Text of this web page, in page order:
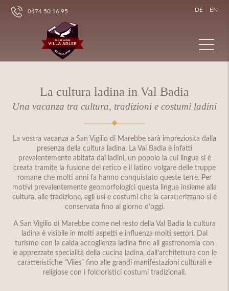
0474 50 16 95 DE EN
La cultura ladina in Val Badia
Una vacanza tra cultura, tradizioni e costumi ladini
La vostra vacanza a San Vigilio di Marebbe sarà impreziosita dalla
presenza della cultura ladina. La Val Badia è infatti
prevalentemente abitata dai ladini, un popolo la cui lingua si è
creata tramite la fusione del retico e il latino volgare delle truppe
romane che molti anni fa hanno conquistato queste terre. Per
motivi prevalentemente geomorfologici questa lingua insieme alla
cultura, alle tradizione, agli usi e costumi che la caratterizzano si è
conservata fino al giorno d’oggi.
A San Vigilio di Marebbe come nel resto della Val Badia la cultura
ladina è visibile in molti aspetti e influenza molti settori. Dal
turismo con la calda accoglienza ladina fino all gastronomia con
le apprezzate specialità della cucina ladina, dall’architettura con le
caratteristiche “Viles” fino alle grandi manifestazioni culturali e
religiose con i folcloristici costumi tradizionali.